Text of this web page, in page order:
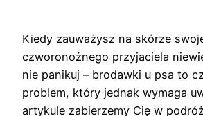
Kiedy zauważysz na skórze
czworonożnego przyjaciela
nie panikuj – brodawki u psa to
problem, który jednak wymaga
artykule zabierzemy Cię w